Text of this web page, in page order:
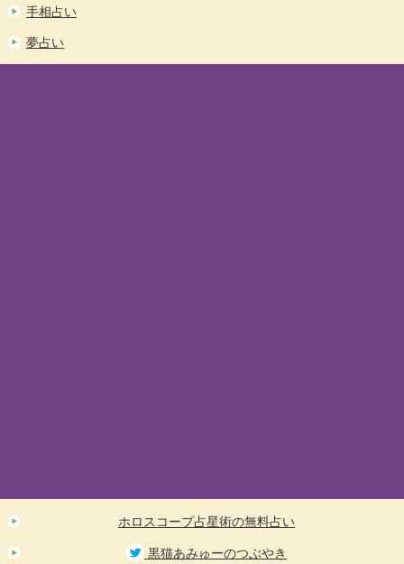
手相占い
夢占い
ホロスコープ占星術の無料占い
黒猫あみゅーのつぶやき